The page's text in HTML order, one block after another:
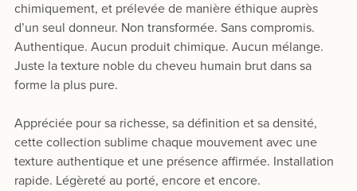
chimiquement, et prélevée de manière éthique auprès
d’un seul donneur. Non transformée. Sans compromis.
Authentique. Aucun produit chimique. Aucun mélange.
Juste la texture noble du cheveu humain brut dans sa
forme la plus pure.
Appréciée pour sa richesse, sa définition et sa densité,
cette collection sublime chaque mouvement avec une
texture authentique et une présence affirmée. Installation
rapide. Légèreté au porté, encore et encore.